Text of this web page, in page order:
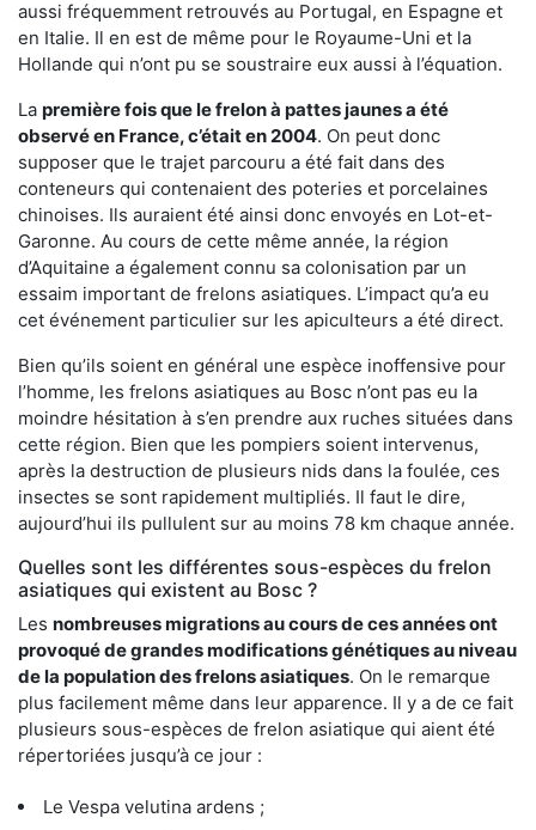
aussi fréquemment retrouvés au Portugal, en Espagne et
en Italie. Il en est de même pour le Royaume-Uni et la
Hollande qui n’ont pu se soustraire eux aussi à l’équation.
La première fois que le frelon à pattes jaunes a été
observé en France, c’était en 2004. On peut donc
supposer que le trajet parcouru a été fait dans des
conteneurs qui contenaient des poteries et porcelaines
chinoises. Ils auraient été ainsi donc envoyés en Lot-et-
Garonne. Au cours de cette même année, la région
d’Aquitaine a également connu sa colonisation par un
essaim important de frelons asiatiques. L’impact qu’a eu
cet événement particulier sur les apiculteurs a été direct.
Bien qu’ils soient en général une espèce inoffensive pour
l’homme, les frelons asiatiques au Bosc n’ont pas eu la
moindre hésitation à s’en prendre aux ruches situées dans
cette région. Bien que les pompiers soient intervenus,
après la destruction de plusieurs nids dans la foulée, ces
insectes se sont rapidement multipliés. Il faut le dire,
aujourd’hui ils pullulent sur au moins 78 km chaque année.
Quelles sont les différentes sous-espèces du frelon
asiatiques qui existent au Bosc ?
Les nombreuses migrations au cours de ces années ont
provoqué de grandes modifications génétiques au niveau
de la population des frelons asiatiques. On le remarque
plus facilement même dans leur apparence. Il y a de ce fait
plusieurs sous-espèces de frelon asiatique qui aient été
répertoriées jusqu’à ce jour :
Le Vespa velutina ardens ;